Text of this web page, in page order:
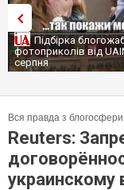
Підбірка
фотоприколів від
серпня
Вся правда з блогосфери
Reuters:
украинскому